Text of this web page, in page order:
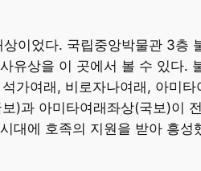
이었다. 국립중앙박물관 3층
유상을 이 곳에서 볼 수 있다.
가여래, 비로자나여래, 아미타
)과 아미타여래좌상(국보)이
대에 호족의 지원을 받아 흥성